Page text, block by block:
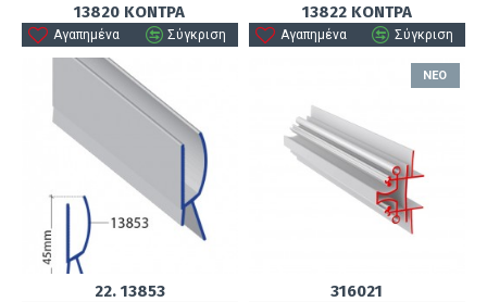
13820 ΚΟΝΤΡΑ
Αγαπημένα Σύγκριση
13822 ΚΟΝΤΡΑ
Αγαπημένα Σύγκριση
22. 13853
ΝΈΟ
316021